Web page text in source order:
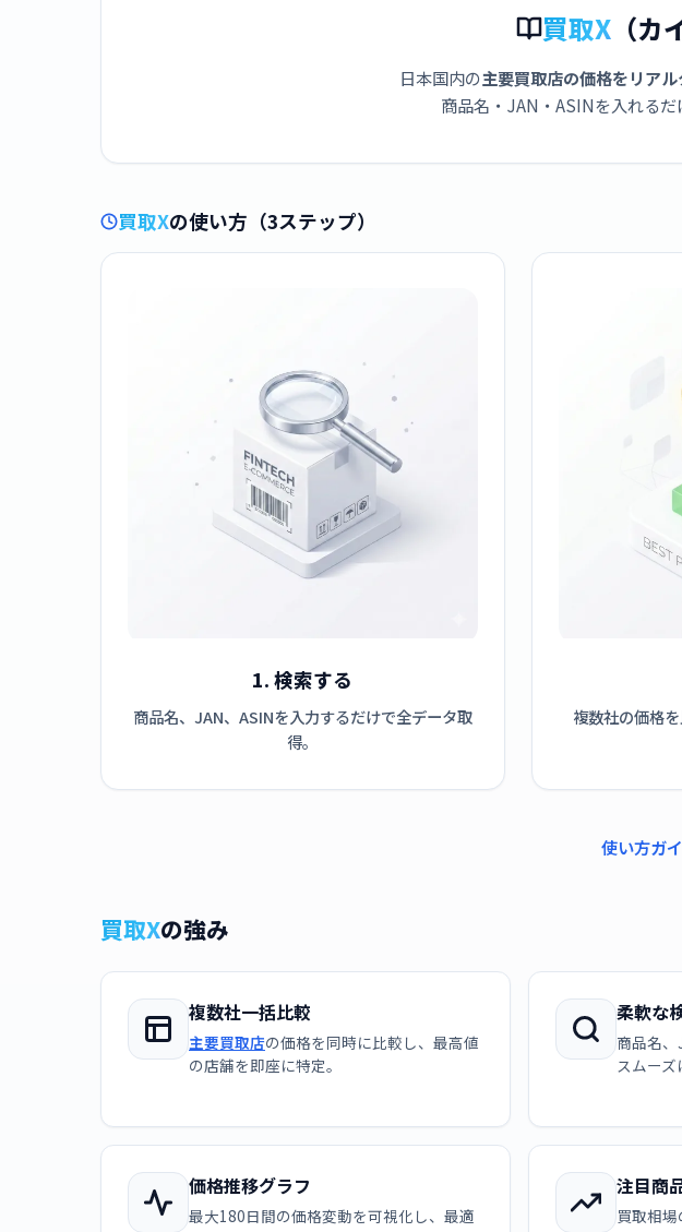
買取X （
日本国内の主要買取店の価格をリア
商品名・JAN・ASINを入れるだ
買取Xの使い方（3ステップ）
1. 検索する
商品名、JAN、ASINを入力するだけで全データ取
得。
複数社の価格
使い方ガ
買取Xの強み
複数社一括比較
主要買取店の価格を同時に比較し、最高値
の店舗を即座に特定。
柔軟な
商品名、
スムーズ
価格推移グラフ
最大180日間の価格変動を可視化し、最適
注目商
買取相